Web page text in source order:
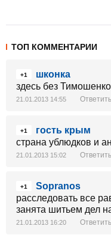
ТОП КОММЕНТАРИИ
+1
шконка
здесь без
21.01.2013 14:55 Ответить
+1
гость крым
страна ублюдков и
21.01.2013 15:02 Ответить
+1
Sopranos
расследовать все
занята шитьем дел
21.01.2013 16:20 Ответить